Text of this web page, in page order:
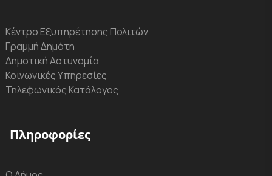
Κέντρο Εξυπηρέτησης Πολιτών
Γραμμή Δημότη
Δημοτική Αστυνομία
Κοινωνικές Υπηρεσίες
Τηλεφωνικός Κατάλογος
Πληροφορίες